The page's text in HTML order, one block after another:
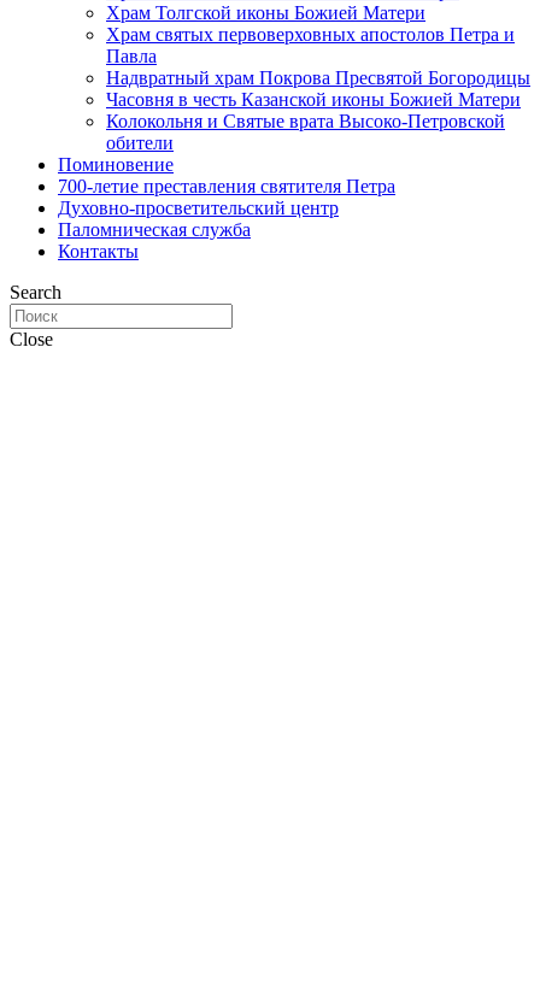
Храм Толгской иконы Божией Матери
Храм святых первоверховных апостолов Петра и
Павла
Надвратный храм Покрова Пресвятой Богородицы
Часовня в честь Казанской иконы Божией Матери
Колокольня и Святые врата Высоко-Петровской
обители
Поминовение
700-летие преставления святителя Петра
Духовно-просветительский центр
Паломническая служба
Контакты
Search
Close